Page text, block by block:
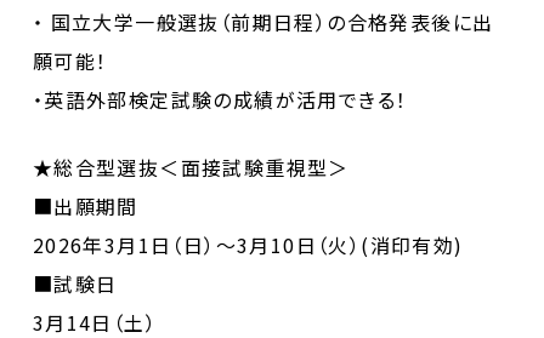
・ 国立大学一般選抜（前期日程）の合格発表後に出
願可能！
・英語外部検定試験の成績が活用できる！
★総合型選抜＜面接試験重視型＞
■出願期間
2026年3月1日（日）～3月10日（火）(消印有効)
■試験日
3月14日（土）